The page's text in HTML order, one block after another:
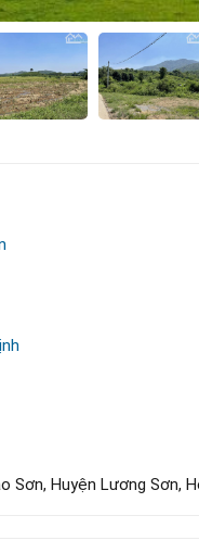
Sơn, Huyện Lương Sơn,